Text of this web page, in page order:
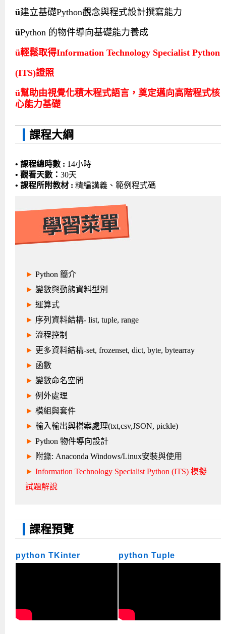
ü建立基礎Python觀念與程式設計撰寫能力
üPython 的物件導向基礎能力養成
ü輕鬆取得Information Technology Specialist Python
(ITS)證照
ü幫助由視覺化積木程式語言，奠定邁向高階程式核
心能力基礎
課程大綱
• 課程總時數 : 14小時
• 觀看天數： 30天
• 課程所附教材 : 精編講義、範例程式碼
► Python 簡介
► 變數與動態資料型別
► 運算式
► 序列資料結構- list, tuple, range
► 流程控制
► 更多資料結構-set, frozenset, dict, byte, bytearray
► 函數
► 變數命名空間
► 例外處理
► 模組與套件
► 輸入輸出與檔案處理(txt,csv,JSON, pickle)
► Python 物件導向設計
► 附錄: Anaconda Windows/Linux安裝與使用
► Information Technology Specialist Python (ITS) 模擬
試題解說
課程預覽
python TKinter python Tuple